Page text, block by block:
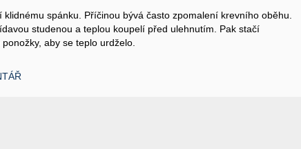
klidnému spánku. Příčinou bývá často zpomalení krevního oběhu.
studenou a teplou koupelí před ulehnutím. Pak stačí
aby se teplo urdželo.